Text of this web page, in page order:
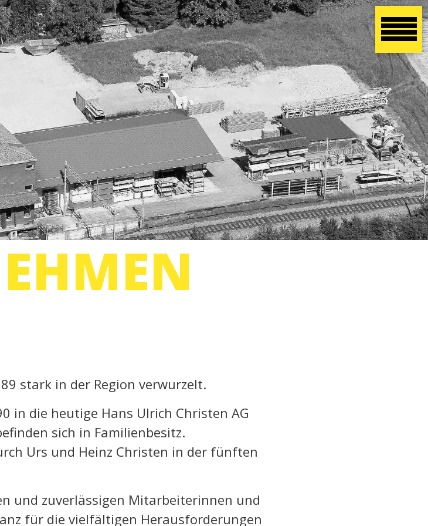
stark in der Region verwurzelt.
in die heutige Hans Ulrich Christen AG
sich in Familienbesitz.
Urs und Heinz Christen in der fünften
und zuverlässigen Mitarbeiterinnen und
für die vielfältigen Herausforderungen